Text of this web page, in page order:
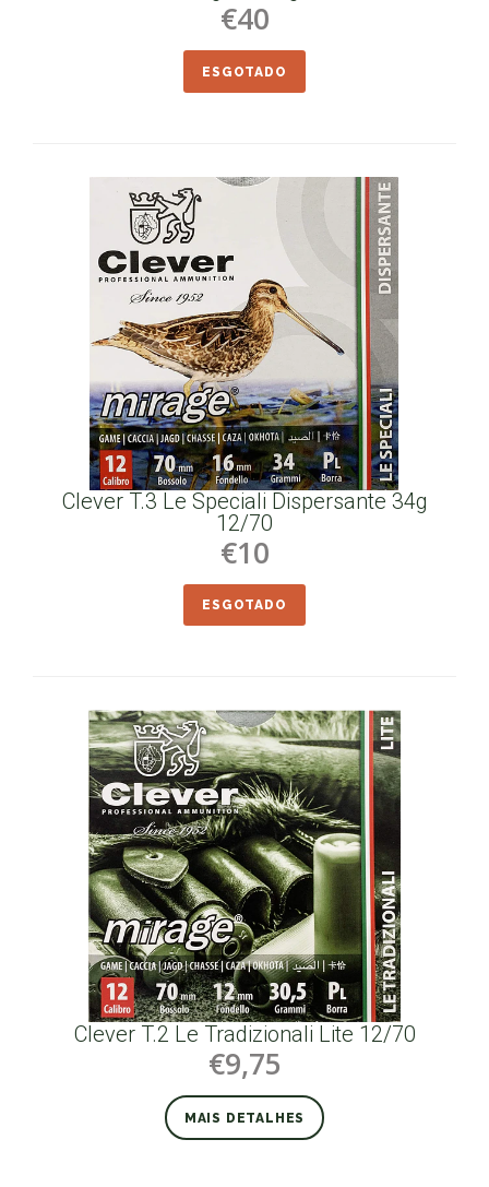
€40
ESGOTADO
Clever T.3 Le Speciali Dispersante 34g
12/70
€10
ESGOTADO
Clever T.2 Le Tradizionali Lite 12/70
€9,75
MAIS DETALHES